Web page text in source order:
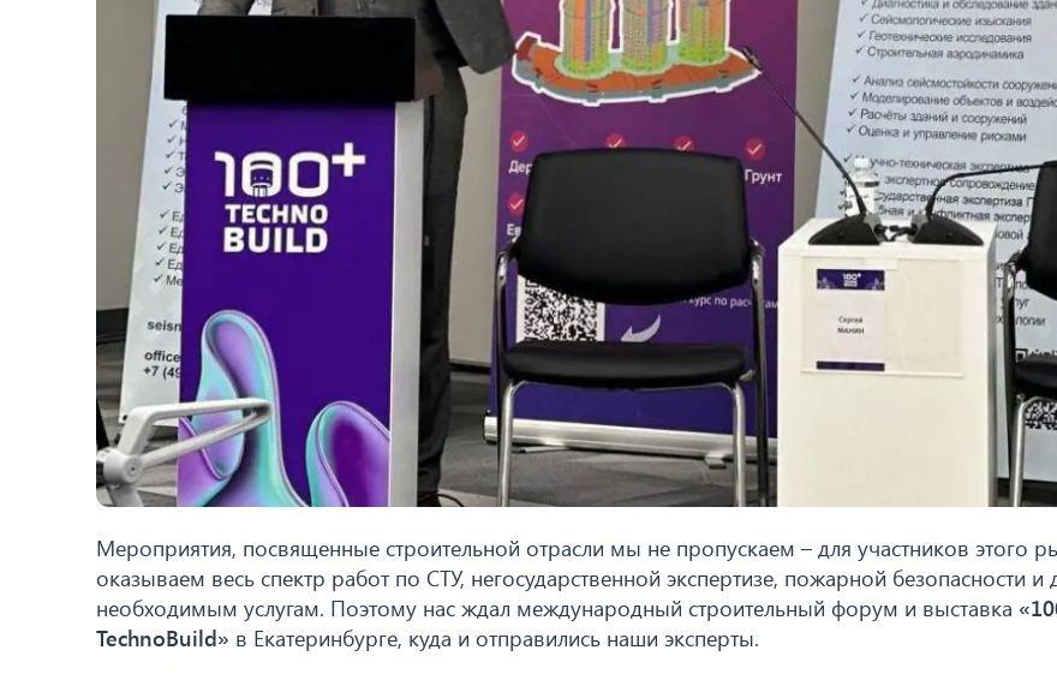
Мероприятия, посвященные строительной отрасли мы не пропускаем – для участников этого
оказываем весь спектр работ по СТУ, негосударственной экспертизе, пожарной безопасности и
необходимым услугам. Поэтому нас ждал международный строительный форум и выставка
TechnoBuild» в Екатеринбурге, куда и отправились наши эксперты.